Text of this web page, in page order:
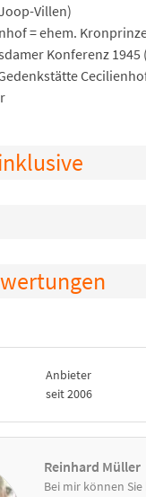
Villen)
= ehem.
Konferenz
Anbieter
seit 2006
Reinhard Müller
Bei mir können